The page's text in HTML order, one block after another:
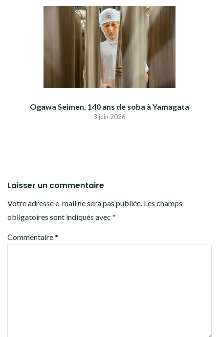
Ogawa Seimen, 140 ans de soba à Yamagata
3 juin 2026
Laisser un commentaire
Votre adresse e-mail ne sera pas publiée. Les champs
obligatoires sont indiqués avec *
Commentaire*